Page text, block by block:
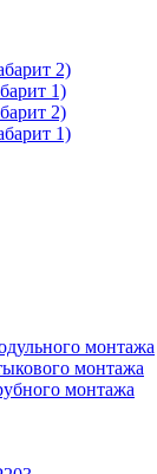
2)
1)
2)
1)
монтажа
монтажа
монтажа